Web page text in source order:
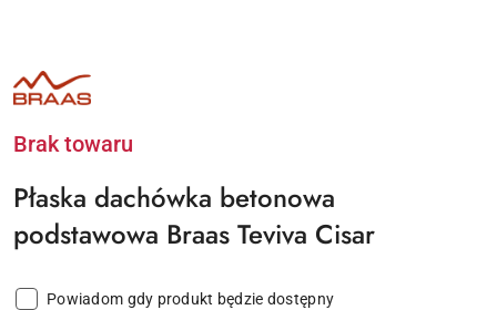
NAZWA
PRODUCENTA:
BRAAS
Brak towaru
Płaska dachówka betonowa
podstawowa Braas Teviva Cisar
Powiadom gdy produkt będzie dostępny